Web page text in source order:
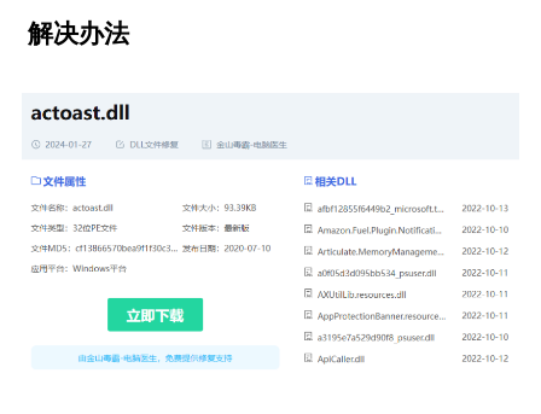
解决办法